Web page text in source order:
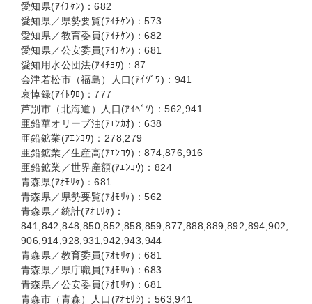
愛知県(ｱｲﾁｹﾝ)：682
愛知県／県勢要覧(ｱｲﾁｹﾝ)：573
愛知県／教育委員(ｱｲﾁｹﾝ)：682
愛知県／公安委員(ｱｲﾁｹﾝ)：681
愛知用水公団法(ｱｲﾁﾖｳ)：87
会津若松市（福島）人口(ｱｲﾂﾞﾜ)：941
哀悼録(ｱｲﾄｳﾛ)：777
芦別市（北海道）人口(ｱｲﾍﾞﾂ)：562,941
亜鉛華オリーブ油(ｱｴﾝｶｵ)：638
亜鉛鉱業(ｱｴﾝｺｳ)：278,279
亜鉛鉱業／生産高(ｱｴﾝｺｳ)：874,876,916
亜鉛鉱業／世界産額(ｱｴﾝｺｳ)：824
青森県(ｱｵﾓﾘｹ)：681
青森県／県勢要覧(ｱｵﾓﾘｹ)：562
青森県／統計(ｱｵﾓﾘｹ)：
841,842,848,850,852,858,859,877,888,889,892,894,902,
906,914,928,931,942,943,944
青森県／教育委員(ｱｵﾓﾘｹ)：681
青森県／県庁職員(ｱｵﾓﾘｹ)：683
青森県／公安委員(ｱｵﾓﾘｹ)：681
青森市（青森）人口(ｱｵﾓﾘｼ)：563,941